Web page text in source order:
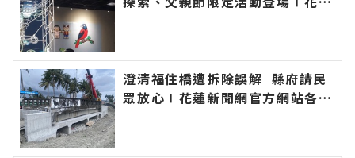
訊！
澄清福住橋遭拆除誤解 縣府請民
眾放心∣花蓮新聞網官方網站各類